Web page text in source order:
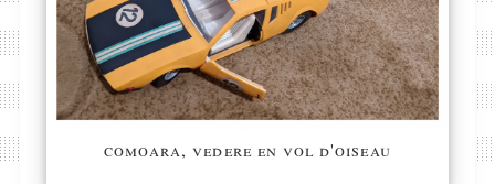
comoara, vedere en vol d'oiseau